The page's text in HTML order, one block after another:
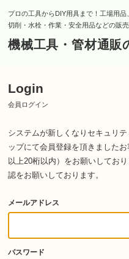
プロの工具からDIY用具まで！工場用品
切削・水栓・作業・安全用品などの販売
機械工具・管材通販
Login
会員ログイン
システムが新しくなりセキュリ
ップにて会員登録を頂きました
以上20桁以内）をお願いしており
認をお願いしております。
メールアドレス
パスワード